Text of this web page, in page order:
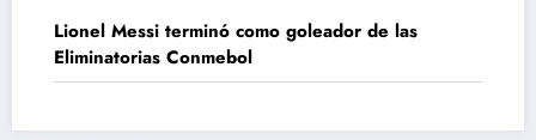
Lionel Messi terminó como goleador de las
Eliminatorias Conmebol